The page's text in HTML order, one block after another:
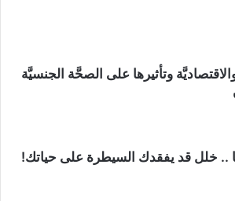
والاقتصاديَّة وتأثيرها على الصحَّة الجنسيَّة
.. خلل قد يفقدك السيطرة على حياتك!